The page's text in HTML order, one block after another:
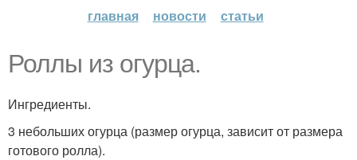
главная новости статьи
Роллы из огурца.
Ингредиенты.
3 небольших огурца (размер огурца, зависит от размера
готового ролла).